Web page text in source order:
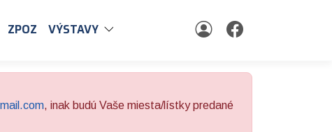
ZPOZ VÝSTAVY
, inak budú Vaše miesta/lístky predané